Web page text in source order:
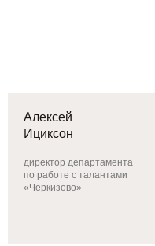
Алексей
Ициксон
директор департамента
по работе с талантами
«Черкизово»